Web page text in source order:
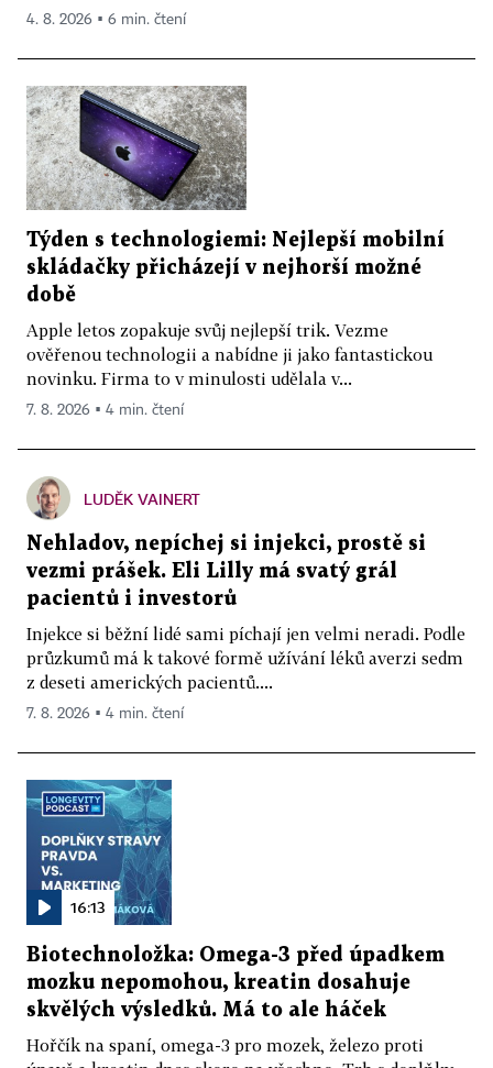
4. 8. 2026 ▪ 6 min. čtení
Týden s technologiemi: Nejlepší mobilní
skládačky přicházejí v nejhorší možné
době
Apple letos zopakuje svůj nejlepší trik. Vezme
ověřenou technologii a nabídne ji jako fantastickou
novinku. Firma to v minulosti udělala v...
7. 8. 2026 ▪ 4 min. čtení
LUDĚK VAINERT
Nehladov, nepíchej si injekci, prostě si
vezmi prášek. Eli Lilly má svatý grál
pacientů i investorů
Injekce si běžní lidé sami píchají jen velmi neradi. Podle
průzkumů má k takové formě užívání léků averzi sedm
z deseti amerických pacientů....
7. 8. 2026 ▪ 4 min. čtení
16:13
Biotechnoložka: Omega-3 před úpadkem
mozku nepomohou, kreatin dosahuje
skvělých výsledků. Má to ale háček
Hořčík na spaní, omega-3 pro mozek, železo proti